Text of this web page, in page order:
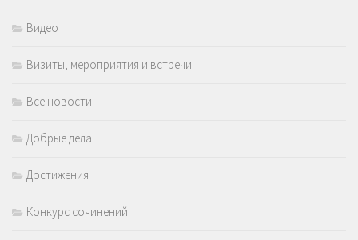
Видео
Визиты, мероприятия и встречи
Все новости
Добрые дела
Достижения
Конкурс сочинений